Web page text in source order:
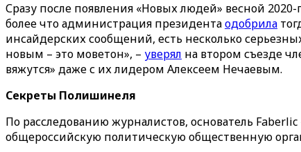
Сразу после появления «Новых людей» весной
более что администрация президентаодобрила
инсайдерских сообщений, есть несколько
новым – это моветон», – уверял на втором съезде
вяжутся» даже с их лидером Алексеем Нечаевым.
Секреты Полишинеля
По расследованию журналистов, основатель Faberlic
общероссийскую политическую общественную